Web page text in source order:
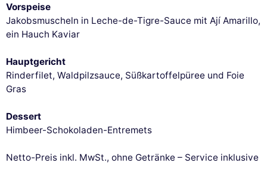
Vorspeise
Jakobsmuscheln in Leche-de-Tigre-Sauce mit Ají Amarillo,
ein Hauch Kaviar
Hauptgericht
Rinderfilet, Waldpilzsauce, Süßkartoffelpüree und Foie
Gras
Dessert
Himbeer-Schokoladen-Entremets
Netto-Preis inkl. MwSt., ohne Getränke – Service inklusive